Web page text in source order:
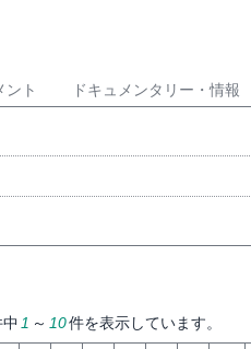
ント ドキュメンタリー・情報
1 ～ 10件を表示しています。